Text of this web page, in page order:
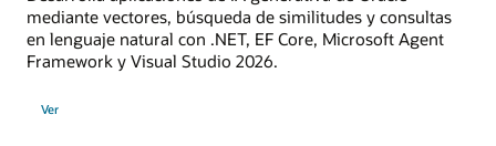
mediante vectores, búsqueda de similitudes y consultas
en lenguaje natural con .NET, EF Core, Microsoft Agent
Framework y Visual Studio 2026.
Ver